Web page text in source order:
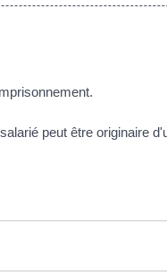
peut être originaire